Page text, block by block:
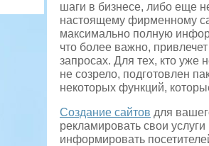
шаги в бизнесе, либо еще
настоящему фирменному
максимально полную
что более важно,
запросах. Для тех, кто уже
не созрело, подготовлен
некоторых функций,
Создание сайтов для
рекламировать свои
информировать